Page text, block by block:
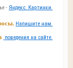
- Яндекс. Картинки.
Напишите нам.
поведения на сайте.